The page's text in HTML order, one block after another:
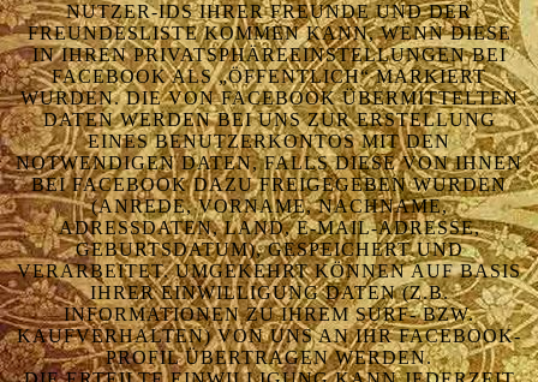
NUTZER-IDS IHRER FREUNDE UND DER
FREUNDESLISTE KOMMEN KANN, WENN DIESE
IN IHREN PRIVATSPHÄREEINSTELLUNGEN BEI
FACEBOOK ALS „ÖFFENTLICH“ MARKIERT
WURDEN. DIE VON FACEBOOK ÜBERMITTELTEN
DATEN WERDEN BEI UNS ZUR ERSTELLUNG
EINES BENUTZERKONTOS MIT DEN
NOTWENDIGEN DATEN, FALLS DIESE VON IHNEN
BEI FACEBOOK DAZU FREIGEGEBEN WURDEN
(ANREDE, VORNAME, NACHNAME,
ADRESSDATEN, LAND, E-MAIL-ADRESSE,
GEBURTSDATUM), GESPEICHERT UND
VERARBEITET. UMGEKEHRT KÖNNEN AUF BASIS
IHRER EINWILLIGUNG DATEN (Z.B.
INFORMATIONEN ZU IHREM SURF- BZW.
KAUFVERHALTEN) VON UNS AN IHR FACEBOOK-
PROFIL ÜBERTRAGEN WERDEN.